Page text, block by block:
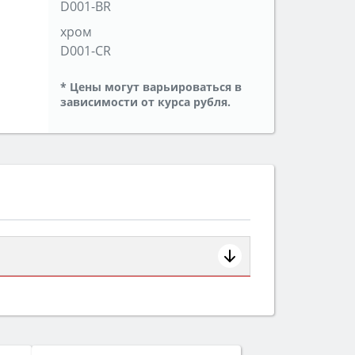
D001-BR
хром
D001-CR
* Цены могут варьироваться в
зависимости от курса рубля.
от детей).